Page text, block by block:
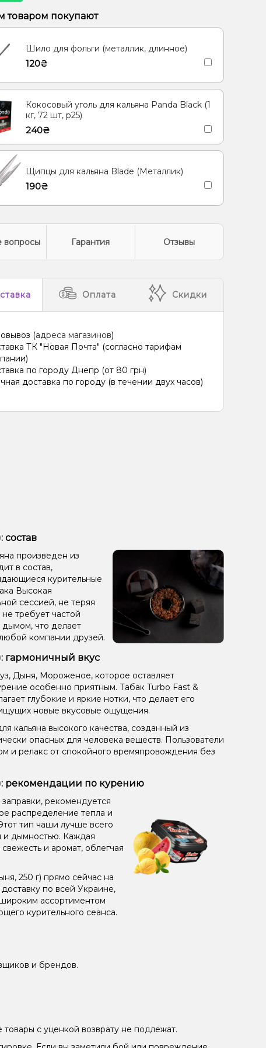
Вишня/Черешня, Сакура
товаром покупают
Шило для фольги (металлик, длинное)
120₴
Кокосовый уголь для кальяна Panda Black (1
кг, 72 шт, р25)
240₴
Щипцы для кальяна Blade (Металлик)
190₴
вопросы Гарантия Отзывы
Оплата Скидки
(адреса магазинов)
ТК "Новая Почта" (согласно тарифам
по городу Днепр (от 80 грн)
доставка по городу (в течении двух часов)
произведен из
в состав,
курительные
Высокая
сессией, не теряя
требует частой
дымом, что делает
компании друзей.
гармоничный вкус
Дыня, Мороженое, которое оставляет
особенно приятным. Табак Turbo Fast &
глубокие и яркие нотки, что делает его
новые вкусовые ощущения.
кальяна высокого качества, созданный из
опасных для человека веществ. Пользователи
и релакс от спокойного времяпровождения без
рекомендации по курению
рекомендуется
распределение тепла и
тип чаши лучше всего
и дымностью. Каждая
и аромат, облегчая
250 г) прямо сейчас на
по всей Украине,
ассортиментом
курительного сеанса.
и брендов.
с уценкой возврату не подлежат.